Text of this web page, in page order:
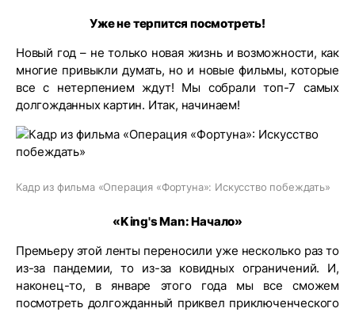
Уже не терпится посмотреть!
Новый год – не только новая жизнь и возможности, как
многие привыкли думать, но и новые фильмы, которые
все с нетерпением ждут! Мы собрали топ-7 самых
долгожданных картин. Итак, начинаем!
Кадр из фильма «Операция «Фортуна»: Искусство побеждать»
«King's Man: Начало»
Премьеру этой ленты переносили уже несколько раз то
из-за пандемии, то из-за ковидных ограничений. И,
наконец-то, в январе этого года мы все сможем
посмотреть долгожданный приквел приключенческого